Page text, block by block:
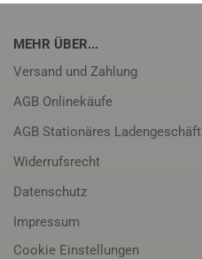
MEHR ÜBER...
Versand und Zahlung
AGB Onlinekäufe
AGB Stationäres Ladengeschäft
Widerrufsrecht
Datenschutz
Impressum
Cookie Einstellungen